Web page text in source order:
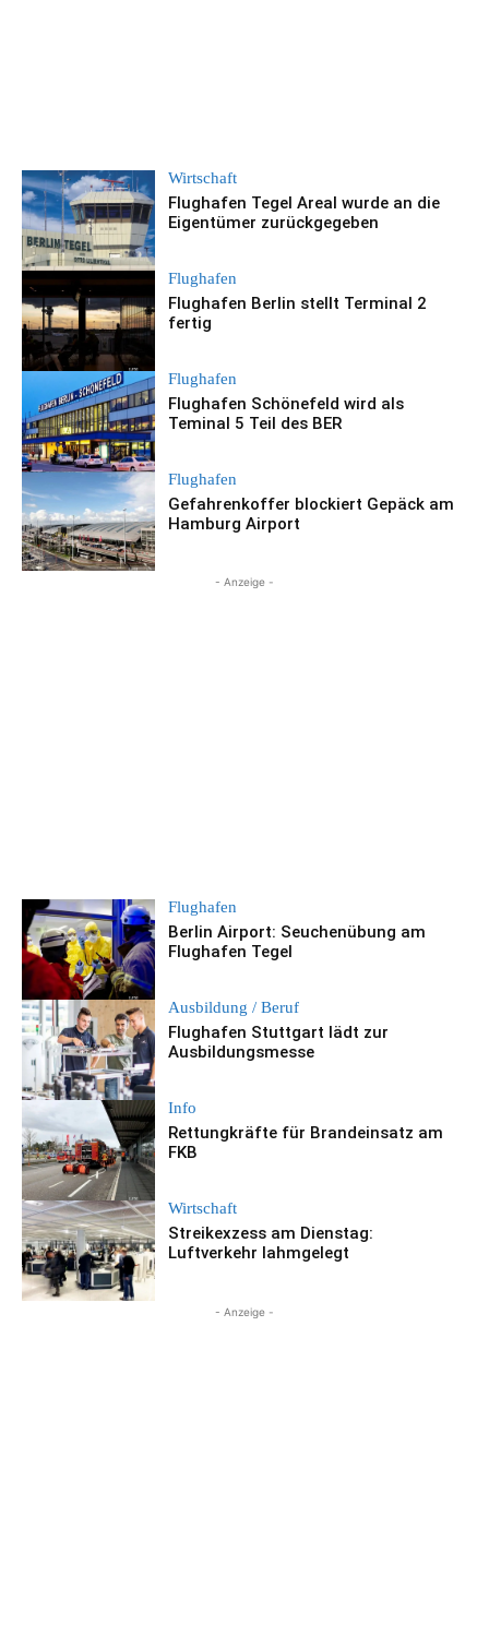
Wirtschaft
Flughafen Tegel Areal wurde an die
Eigentümer zurückgegeben
Flughafen
Flughafen Berlin stellt Terminal 2
fertig
Flughafen
Flughafen Schönefeld wird als
Teminal 5 Teil des BER
Flughafen
Gefahrenkoffer blockiert Gepäck am
Hamburg Airport
- Anzeige -
Flughafen
Berlin Airport: Seuchenübung am
Flughafen Tegel
Ausbildung / Beruf
Flughafen Stuttgart lädt zur
Ausbildungsmesse
Info
Rettungkräfte für Brandeinsatz am
FKB
Wirtschaft
Streikexzess am Dienstag:
Luftverkehr lahmgelegt
- Anzeige -